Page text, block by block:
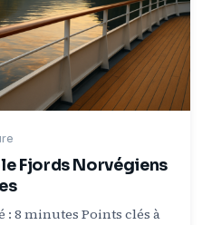
Fjords Norvégiens
: 8 minutes Points clés à